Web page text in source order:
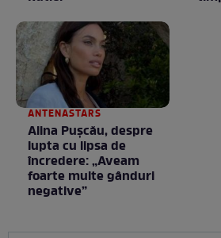
ANTENASTARS
Alina Pușcău, despre
lupta cu lipsa de
încredere: „Aveam
foarte multe gânduri
negative”